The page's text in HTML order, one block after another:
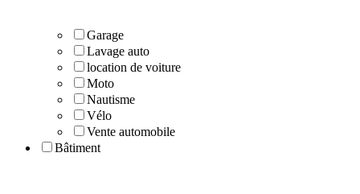
Garage
Lavage auto
location de voiture
Moto
Nautisme
Vélo
Vente automobile
Bâtiment